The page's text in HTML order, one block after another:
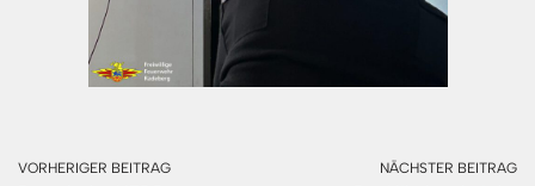
VORHERIGER BEITRAG NÄCHSTER BEITRAG